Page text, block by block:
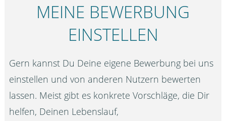
MEINE BEWERBUNG
EINSTELLEN
Gern kannst Du Deine eigene Bewerbung bei uns
einstellen und von anderen Nutzern bewerten
lassen. Meist gibt es konkrete Vorschläge, die Dir
helfen, Deinen Lebenslauf,